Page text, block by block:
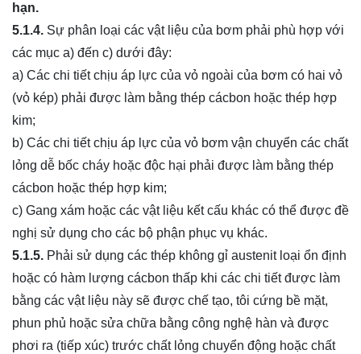
hạn.
5.1.4. Sự phân loại các vật liệu của bơm phải phù hợp với
các mục a) đến c) dưới đây:
a) Các chi tiết chịu áp lực của vỏ ngoài của bơm có hai vỏ
(vỏ kép) phải được làm bằng thép cácbon hoặc thép hợp
kim;
b) Các chi tiết chịu áp lực của vỏ bơm vận chuyển các chất
lỏng dễ bốc cháy hoặc độc hại phải được làm bằng thép
cácbon hoặc thép hợp kim;
c) Gang xám hoặc các vật liệu kết cấu khác có thể được đề
nghị sử dụng cho các bộ phận phục vụ khác.
5.1.5. Phải sử dụng các thép không gỉ austenit loại ổn định
hoặc có hàm lượng cácbon thấp khi các chi tiết được làm
bằng các vật liệu này sẽ được chế tạo, tôi cứng bề mặt,
phun phủ hoặc sửa chữa bằng công nghệ hàn và được
phơi ra (tiếp xúc) trước chất lỏng chuyển động hoặc chất